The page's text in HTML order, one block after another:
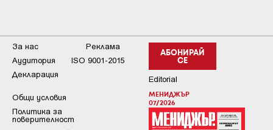
АБОНИРАЙ
СЕ
Editorial
МЕНИДЖЪР
07/2026
За нас
Реклама
Аудитория
ISO 9001-2015
Декларация
Общи условия
Пoлитикa зa
пoвepитeлнocт